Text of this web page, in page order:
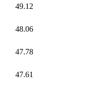
49.12
48.06
47.78
47.61